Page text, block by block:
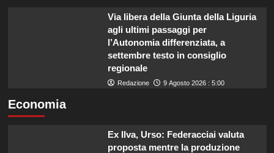
Via libera della Giunta della Liguria
agli ultimi passaggi per
l’Autonomia differenziata, a
settembre testo in consiglio
regionale
Redazione 9 Agosto 2026 : 5:00
Economia
Ex Ilva, Urso: Federacciai valuta
proposta mentre la produzione